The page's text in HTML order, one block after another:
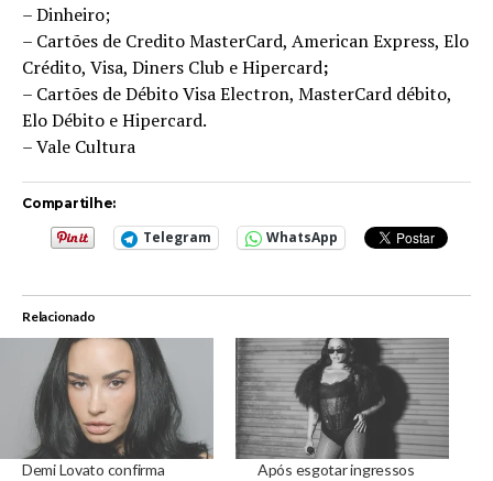
– Dinheiro;
– Cartões de Credito MasterCard, American Express, Elo
Crédito, Visa, Diners Club e Hipercard;
– Cartões de Débito Visa Electron, MasterCard débito,
Elo Débito e Hipercard.
– Vale Cultura
Compartilhe:
Telegram WhatsApp
Relacionado
Demi Lovato confirma
Após esgotar ingressos